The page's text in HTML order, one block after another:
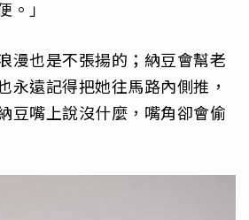
。」
漫也是不張揚的；納豆會幫老
永遠記得把她往馬路內側推，
豆嘴上說沒什麼，嘴角卻會偷